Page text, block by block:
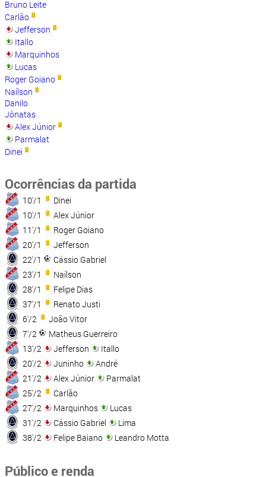
Bruno Leite
Carlão
Jefferson
Itallo
Marquinhos
Lucas
Roger Goiano
Naílson
Danilo
Jônatas
Alex Júnior
Parmalat
Dinei
Ocorrências da partida
10'/1
Dinei
10'/1
Alex Júnior
11'/1
Roger Goiano
20'/1
Jefferson
22'/1
Cássio Gabriel
23'/1
Naílson
28'/1
Felipe Dias
37'/1
Renato Justi
6'/2
João Vitor
7'/2
Matheus Guerreiro
13'/2
Jefferson
Itallo
20'/2
Juninho
André
21'/2
Alex Júnior
Parmalat
25'/2
Carlão
27'/2
Marquinhos
Lucas
31'/2
Cássio Gabriel
Lima
38'/2
Felipe Baiano Leandro Motta
Público e renda